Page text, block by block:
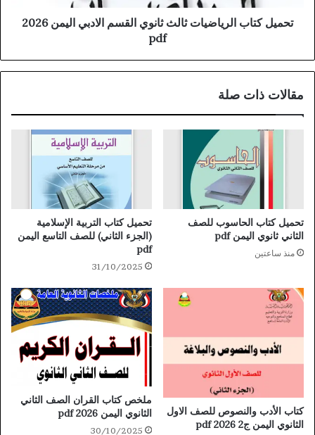
تحميل كتاب الرياضيات ثالث ثانوي القسم الادبي اليمن 2026
pdf
مقالات ذات صلة
تحميل كتاب الحاسوب للصف
الثاني ثانوي اليمن pdf
منذ ساعتين
تحميل كتاب التربية الإسلامية
(الجزء الثاني) للصف التاسع اليمن
pdf
31/10/2025
كتاب الأدب والنصوص للصف الاول
الثانوي اليمن ج2 2026 pdf
ملخص كتاب القران الصف الثاني
الثانوي اليمن 2026 pdf
30/10/2025